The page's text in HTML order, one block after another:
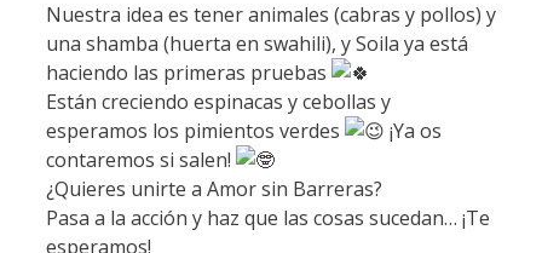
Nuestra idea es tener animales (cabras y pollos) y
una shamba (huerta en swahili), y Soila ya está
haciendo las primeras pruebas
Están creciendo espinacas y cebollas y
esperamos los pimientos verdes
¡Ya os
contaremos si salen!
¿Quieres unirte a Amor sin Barreras?
Pasa a la acción y haz que las cosas sucedan… ¡Te
esperamos!